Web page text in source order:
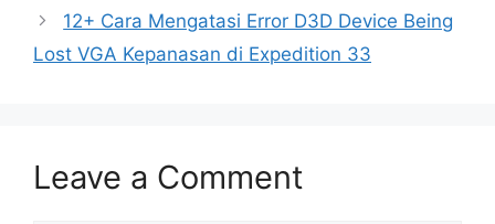
12+ Cara Mengatasi Error D3D Device Being
Lost VGA Kepanasan di Expedition 33
Leave a Comment